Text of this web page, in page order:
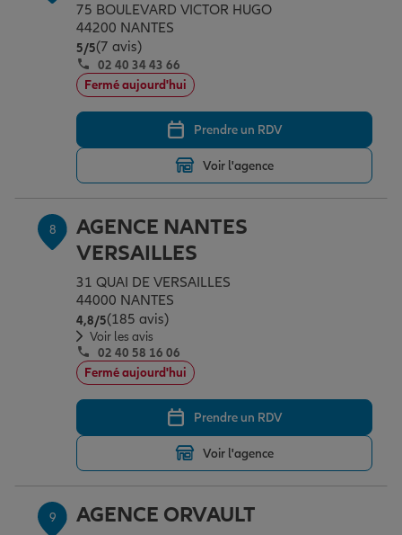
75 BOULEVARD VICTOR HUGO
44200 NANTES
5/5Note de 5 sur 5
(7 avis)
02 40 34 43 66
Fermé aujourd'hui
Prendre un RDV
Voir l'agence
8
AGENCE NANTES
VERSAILLES
31 QUAI DE VERSAILLES
44000 NANTES
4,8/5Note de 4.8 sur 5
(185 avis)
Voir les avis
02 40 58 16 06
Fermé aujourd'hui
Prendre un RDV
Voir l'agence
9 AGENCE ORVAULT